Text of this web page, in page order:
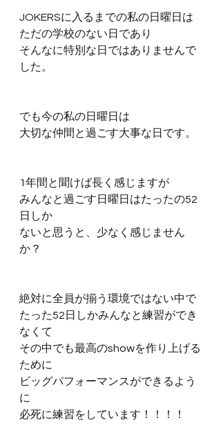
JOKERSに入るまでの私の日曜日は
ただの学校のない日であり
そんなに特別な日ではありませんで
した。
でも今の私の日曜日は
大切な仲間と過ごす大事な日です。
1年間と聞けば長く感じますが
みんなと過ごす日曜日はたったの52
日しか
ないと思うと、少なく感じません
か？
絶対に全員が揃う環境ではない中で
たった52日しかみんなと練習ができ
なくて
その中でも最高のshowを作り上げる
ために
ビッグパフォーマンスができるよう
に
必死に練習をしています！！！！